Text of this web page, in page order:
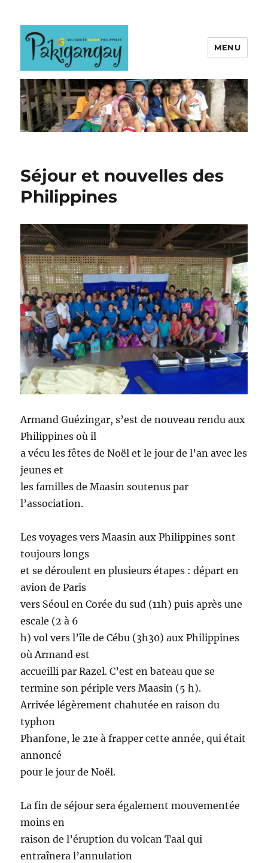
MENU
Séjour et nouvelles des
Philippines
Armand Guézingar, s’est de nouveau rendu aux
Philippines où il
a vécu les fêtes de Noël et le jour de l’an avec les
jeunes et
les familles de Maasin soutenus par
l’association.
Les voyages vers Maasin aux Philippines sont
toujours longs
et se déroulent en plusieurs étapes : départ en
avion de Paris
vers Séoul en Corée du sud (11h) puis après une
escale (2 à 6
h) vol vers l’île de Cébu (3h30) aux Philippines
où Armand est
accueilli par Razel. C’est en bateau que se
termine son périple vers Maasin (5 h).
Arrivée légèrement chahutée en raison du
typhon
Phanfone, le 21e à frapper cette année, qui était
annoncé
pour le jour de Noël.
La fin de séjour sera également mouvementée
moins en
raison de l’éruption du volcan Taal qui
entraînera l’annulation